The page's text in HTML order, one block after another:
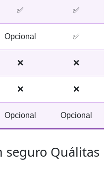
✅ ✅
Opcional ✅
❌ ❌
❌ ❌
Opcional Opcional
seguro Quálitas